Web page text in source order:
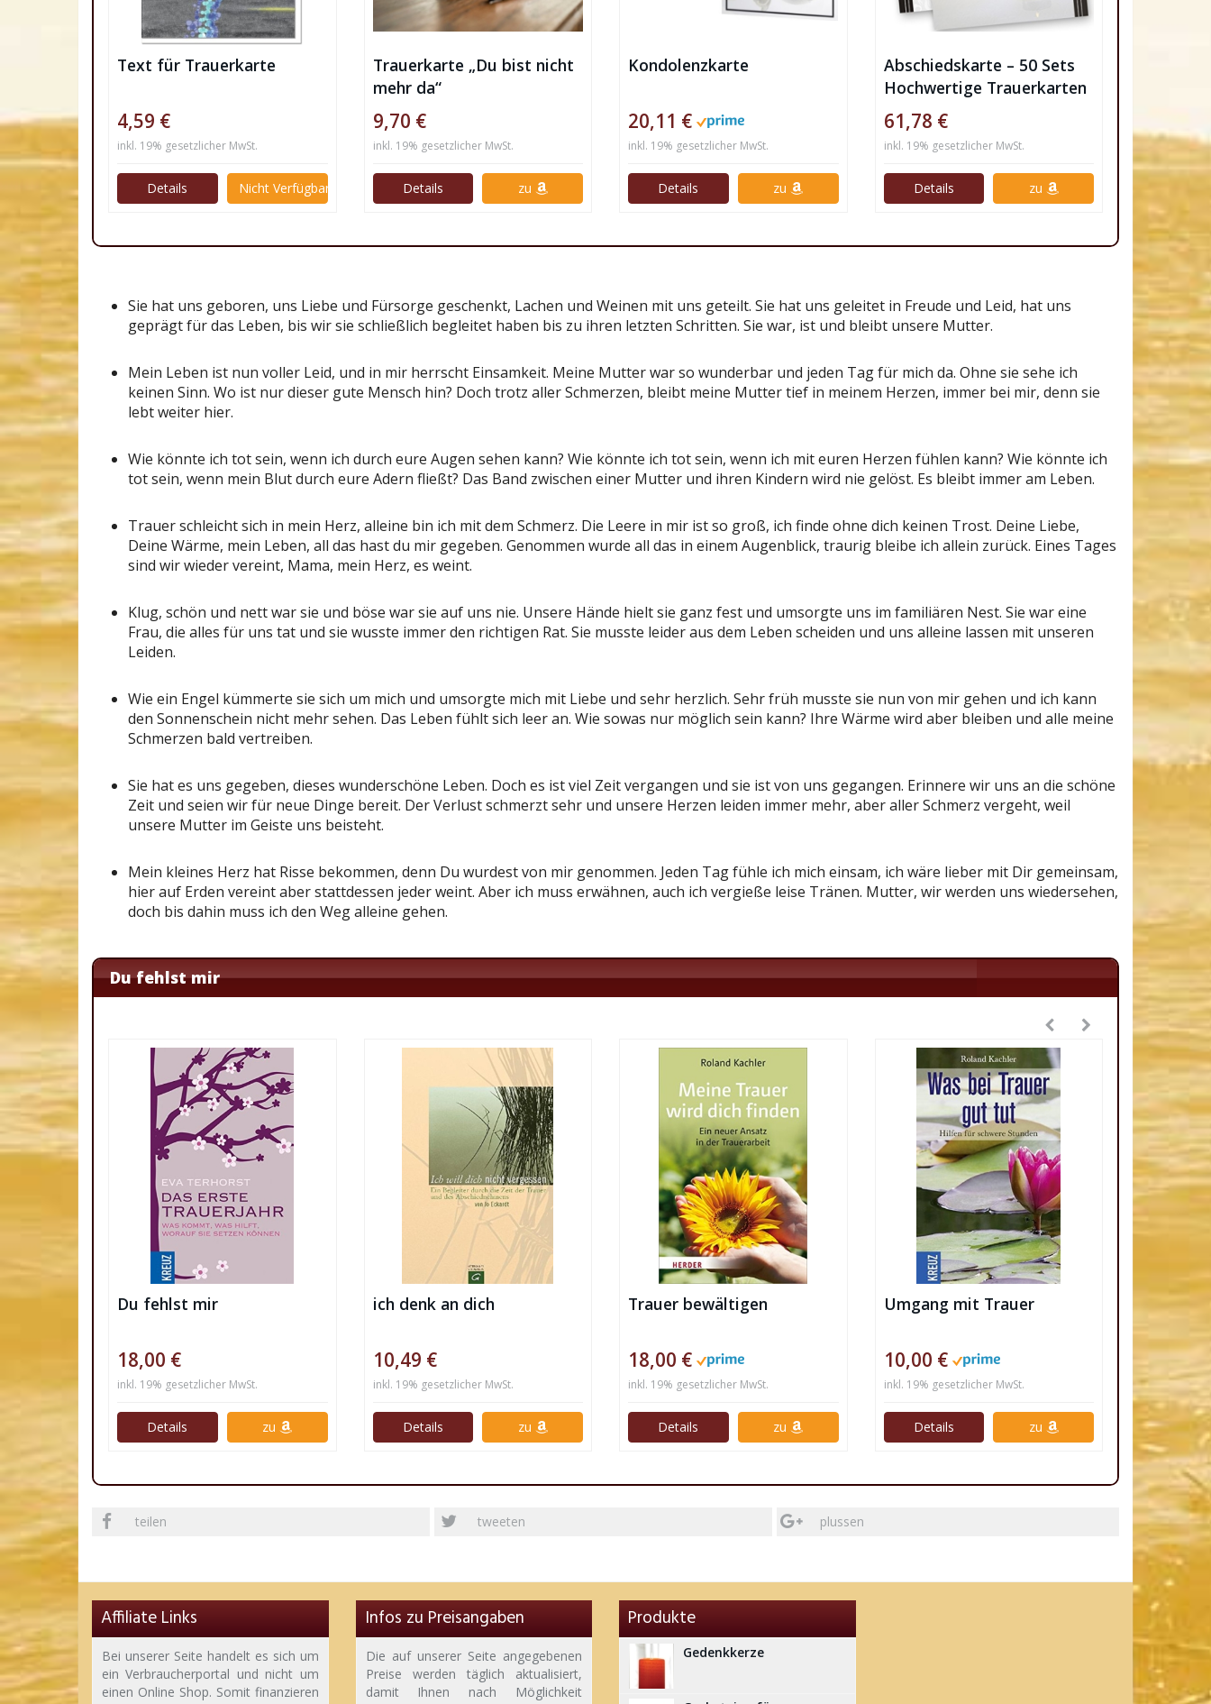
Text für Trauerkarte
4,59 €
inkl. 19% gesetzlicher MwSt.
Details Nicht Verfügbar
Trauerkarte „Du bist nicht
mehr da“
9,70 €
inkl. 19% gesetzlicher MwSt.
Details zu
Kondolenzkarte
20,11 €
inkl. 19% gesetzlicher MwSt.
Details zu
Abschiedskarte – 50 Sets
Hochwertige Trauerkarten
61,78 €
inkl. 19% gesetzlicher MwSt.
Details zu
Sie hat uns geboren, uns Liebe und Fürsorge geschenkt, Lachen und Weinen mit uns geteilt. Sie hat uns geleitet in Freude und Leid, hat uns
geprägt für das Leben, bis wir sie schließlich begleitet haben bis zu ihren letzten Schritten. Sie war, ist und bleibt unsere Mutter.
Mein Leben ist nun voller Leid, und in mir herrscht Einsamkeit. Meine Mutter war so wunderbar und jeden Tag für mich da. Ohne sie sehe ich
keinen Sinn. Wo ist nur dieser gute Mensch hin? Doch trotz aller Schmerzen, bleibt meine Mutter tief in meinem Herzen, immer bei mir, denn sie
lebt weiter hier.
Wie könnte ich tot sein, wenn ich durch eure Augen sehen kann? Wie könnte ich tot sein, wenn ich mit euren Herzen fühlen kann? Wie könnte ich
tot sein, wenn mein Blut durch eure Adern fließt? Das Band zwischen einer Mutter und ihren Kindern wird nie gelöst. Es bleibt immer am Leben.
Trauer schleicht sich in mein Herz, alleine bin ich mit dem Schmerz. Die Leere in mir ist so groß, ich finde ohne dich keinen Trost. Deine Liebe,
Deine Wärme, mein Leben, all das hast du mir gegeben. Genommen wurde all das in einem Augenblick, traurig bleibe ich allein zurück. Eines Tages
sind wir wieder vereint, Mama, mein Herz, es weint.
Klug, schön und nett war sie und böse war sie auf uns nie. Unsere Hände hielt sie ganz fest und umsorgte uns im familiären Nest. Sie war eine
Frau, die alles für uns tat und sie wusste immer den richtigen Rat. Sie musste leider aus dem Leben scheiden und uns alleine lassen mit unseren
Leiden.
Wie ein Engel kümmerte sie sich um mich und umsorgte mich mit Liebe und sehr herzlich. Sehr früh musste sie nun von mir gehen und ich kann
den Sonnenschein nicht mehr sehen. Das Leben fühlt sich leer an. Wie sowas nur möglich sein kann? Ihre Wärme wird aber bleiben und alle meine
Schmerzen bald vertreiben.
Sie hat es uns gegeben, dieses wunderschöne Leben. Doch es ist viel Zeit vergangen und sie ist von uns gegangen. Erinnere wir uns an die schöne
Zeit und seien wir für neue Dinge bereit. Der Verlust schmerzt sehr und unsere Herzen leiden immer mehr, aber aller Schmerz vergeht, weil
unsere Mutter im Geiste uns beisteht.
Mein kleines Herz hat Risse bekommen, denn Du wurdest von mir genommen. Jeden Tag fühle ich mich einsam, ich wäre lieber mit Dir gemeinsam,
hier auf Erden vereint aber stattdessen jeder weint. Aber ich muss erwähnen, auch ich vergieße leise Tränen. Mutter, wir werden uns wiedersehen,
doch bis dahin muss ich den Weg alleine gehen.
Du fehlst mir
Du fehlst mir
18,00 €
inkl. 19% gesetzlicher MwSt.
Details zu
ich denk an dich
10,49 €
inkl. 19% gesetzlicher MwSt.
Details zu
Trauer bewältigen
18,00 €
inkl. 19% gesetzlicher MwSt.
Details zu
Umgang mit Trauer
10,00 €
inkl. 19% gesetzlicher MwSt.
Details zu
teilen tweeten plussen
Affiliate Links
Bei unserer Seite handelt es sich um
ein Verbraucherportal und nicht um
einen Online Shop. Somit finanzieren
Infos zu Preisangaben
Die auf unserer Seite angegebenen
Preise werden täglich aktualisiert,
damit Ihnen nach Möglichkeit
Produkte
Gedenkkerze